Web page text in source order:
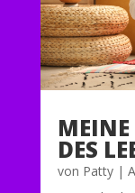
MEINE
DES
von Patty|